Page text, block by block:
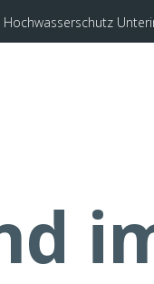
Hochwasserschutz